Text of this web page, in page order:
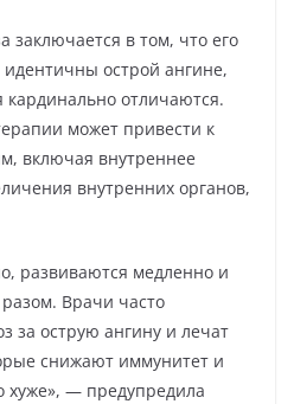
заключается в том, что его
острой ангине,
отличаются.
может привести к
включая внутреннее
внутренних органов,
развиваются медленно и
Врачи часто
за острую ангину и лечат
снижают иммунитет и
хуже», — предупредила